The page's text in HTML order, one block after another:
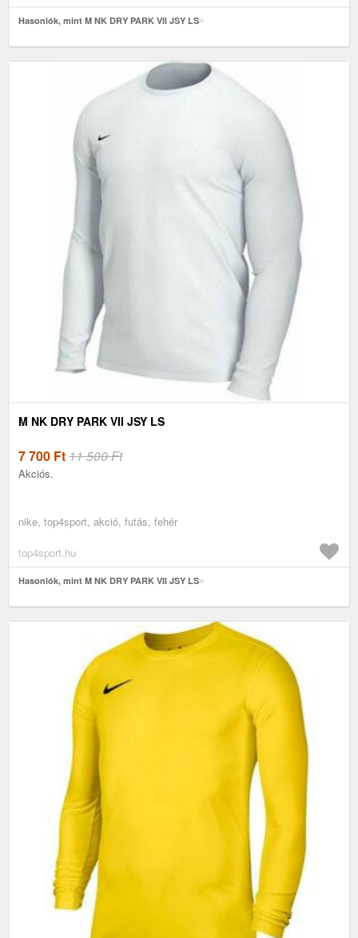
Hasonlók, mint M NK DRY PARK VII JSY LS
M NK DRY PARK VII JSY LS
7 700 Ft11 500 Ft
Akciós.
nike, top4sport, akció, futás, fehér
top4sport.hu
Hasonlók, mint M NK DRY PARK VII JSY LS